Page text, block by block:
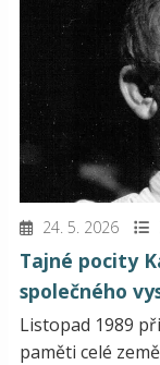
24. 5. 2026
Tajné pocity
společného
Listopad 1989
paměti celé